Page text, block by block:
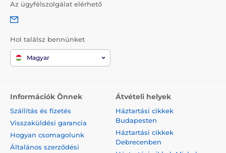
Az ügyfélszolgálat elérhető
Hol találsz bennünket
Magyar
Információk Önnek
Szállítás és fizetés
Visszaküldési garancia
Hogyan csomagolunk
Általános szerződési
Átvételi helyek
Háztartási cikkek
Budapesten
Háztartási cikkek
Debrecenben